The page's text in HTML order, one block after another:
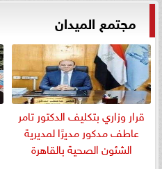
مجتمع الميدان
قرار وزاري بتكليف الدكتور تامر
عاطف مدكور مديرًا لمديرية
الشئون الصحية بالقاهرة